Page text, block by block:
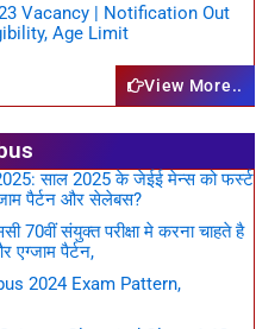
Vacancy | Notification Out
Age Limit
View More..
साल 2025 के जेईई मेन्स को फर्स्ट
पैर्टन और सेलेबस?
70वीं संयुक्त परीक्षा मे करना चाहते है
एग्जाम पैर्टन,
2024 Exam Pattern,